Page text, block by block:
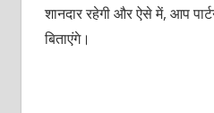
शानदार रहेगी और ऐसे में, आप
बिताएंगे।